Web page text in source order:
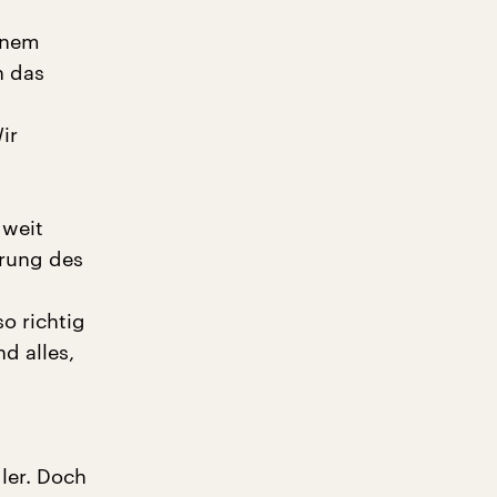
das
des
richtig
alles,
Doch